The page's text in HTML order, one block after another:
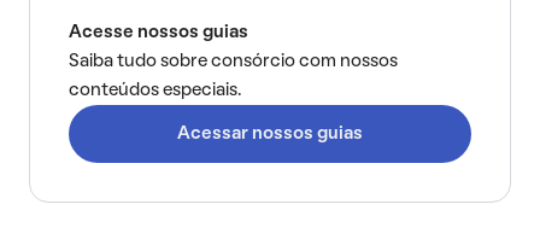
Acesse nossos guias
Saiba tudo sobre consórcio com nossos
conteúdos especiais.
Acessar nossos guias